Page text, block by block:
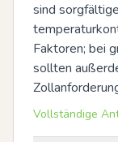
sind
Faktoren; bei
sollten
Vollständige